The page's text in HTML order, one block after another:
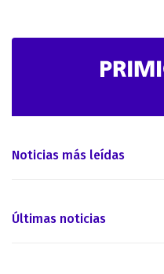
Noticias más leídas
Últimas noticias